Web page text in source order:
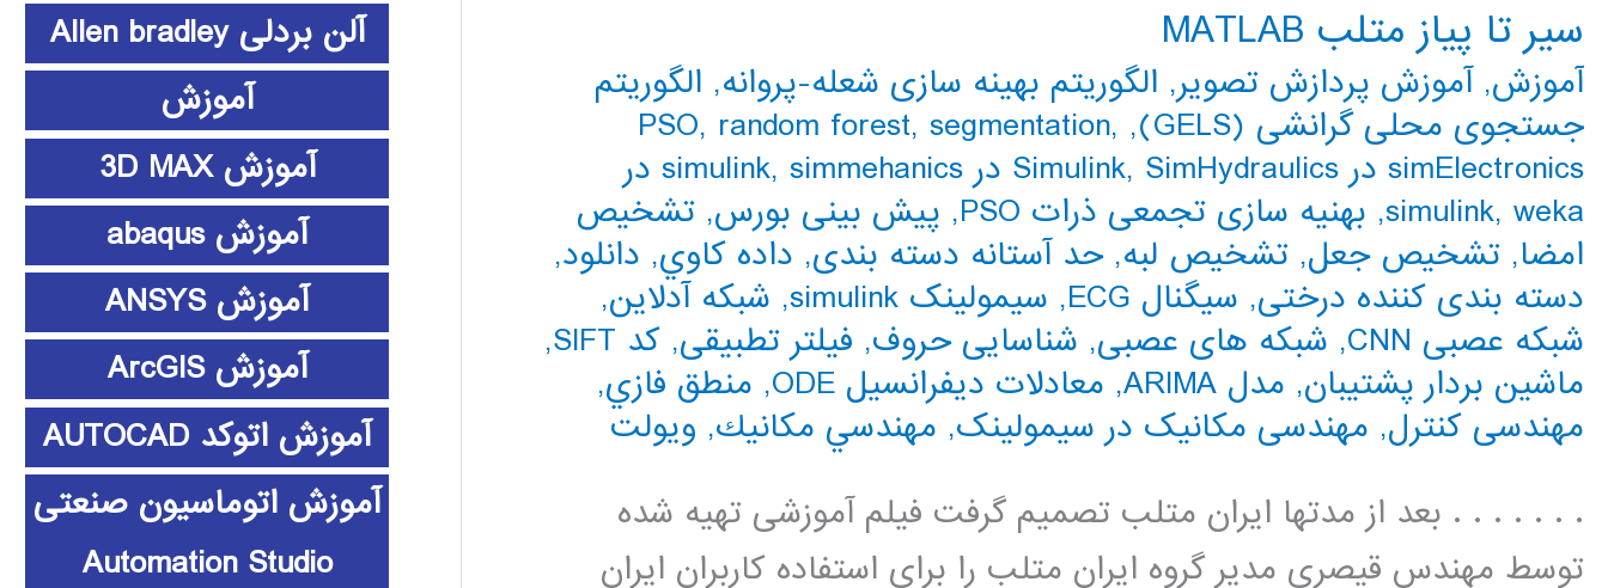
سیر تا پیاز متلب MATLAB
آموزش,آموزش پردازش تصویر, الگوریتم بهینه سازی شعله-پروانه, الگوریتم
جستجوی محلی گرانشی (GELS)
,
PSO, random forest, segmentation,
simElectronics در Simulink
, SimHydraulics در simulink ,
simmehanics در
simulink, weka
, بهنیه سازی تجمعی ذرات PSO , پیش بینی بورس, تشخیص
امضا, تشخیص جعل, تشخیص لبه,حد آستانه دسته بندی, داده كاوي, دانلود,
دسته بندی کننده درختی, سیگنال ECG , سیمولینک simulink , شبکه آدلاین,
شبکه عصبی CNN
, شبکه های عصبی, شناسایی حروف, فیلتر تطبیقی, کد SIFT
,
ماشین بردار پشتیبان, مدل ARIMA , معادلات دیفرانسیل ODE , منطق فازي,
مهندسی کنترل, مهندسی مکانیک در سیمولینک, مهندسي مكانيك, ویولت
. . . . . . . بعد از مدتها ایران متلب تصمیم گرفت فیلم آموزشی تهیه شده
توسط مهندس قیصری مدیر گروه ایران متلب را برای استفاده کاربران ایران
آلن بردلی Allen bradley
آموزش
آموزش 3D MAX
آموزش abaqus
آموزش ANSYS
آموزش ArcGIS
آموزش اتوکد AUTOCAD
آموزش اتوماسیون صنعتی
Automation Studio